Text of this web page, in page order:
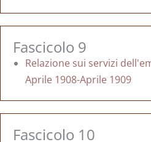
Fascicolo 9
Relazione sui servizi
Aprile 1908-Aprile 1909
Fascicolo 10